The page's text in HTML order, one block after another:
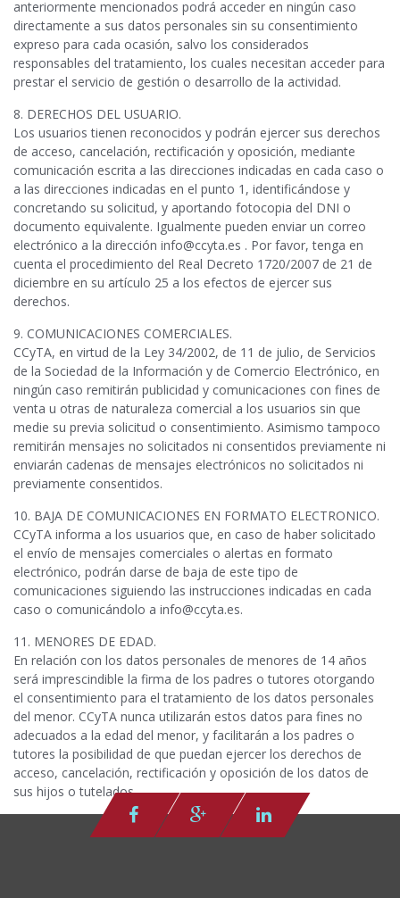
anteriormente mencionados podrá acceder en ningún caso
directamente a sus datos personales sin su consentimiento
expreso para cada ocasión, salvo los considerados
responsables del tratamiento, los cuales necesitan acceder para
prestar el servicio de gestión o desarrollo de la actividad.
8. DERECHOS DEL USUARIO.
Los usuarios tienen reconocidos y podrán ejercer sus derechos
de acceso, cancelación, rectificación y oposición, mediante
comunicación escrita a las direcciones indicadas en cada caso o
a las direcciones indicadas en el punto 1, identificándose y
concretando su solicitud, y aportando fotocopia del DNI o
documento equivalente. Igualmente pueden enviar un correo
electrónico a la dirección info@ccyta.es . Por favor, tenga en
cuenta el procedimiento del Real Decreto 1720/2007 de 21 de
diciembre en su artículo 25 a los efectos de ejercer sus
derechos.
9. COMUNICACIONES COMERCIALES.
CCyTA, en virtud de la Ley 34/2002, de 11 de julio, de Servicios
de la Sociedad de la Información y de Comercio Electrónico, en
ningún caso remitirán publicidad y comunicaciones con fines de
venta u otras de naturaleza comercial a los usuarios sin que
medie su previa solicitud o consentimiento. Asimismo tampoco
remitirán mensajes no solicitados ni consentidos previamente ni
enviarán cadenas de mensajes electrónicos no solicitados ni
previamente consentidos.
10. BAJA DE COMUNICACIONES EN FORMATO ELECTRONICO.
CCyTA informa a los usuarios que, en caso de haber solicitado
el envío de mensajes comerciales o alertas en formato
electrónico, podrán darse de baja de este tipo de
comunicaciones siguiendo las instrucciones indicadas en cada
caso o comunicándolo a info@ccyta.es.
11. MENORES DE EDAD.
En relación con los datos personales de menores de 14 años
será imprescindible la firma de los padres o tutores otorgando
el consentimiento para el tratamiento de los datos personales
del menor. CCyTA nunca utilizarán estos datos para fines no
adecuados a la edad del menor, y facilitarán a los padres o
tutores la posibilidad de que puedan ejercer los derechos de
acceso, cancelación, rectificación y oposición de los datos de
sus hijos o tutelados.